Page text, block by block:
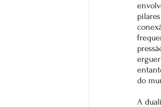
do
A